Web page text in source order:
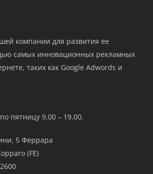
компании для развития ее
самых инновационных рекламных
таких как Google Adwords и
пятницу 9.00 – 19.00.
5 Феррара
(FE)